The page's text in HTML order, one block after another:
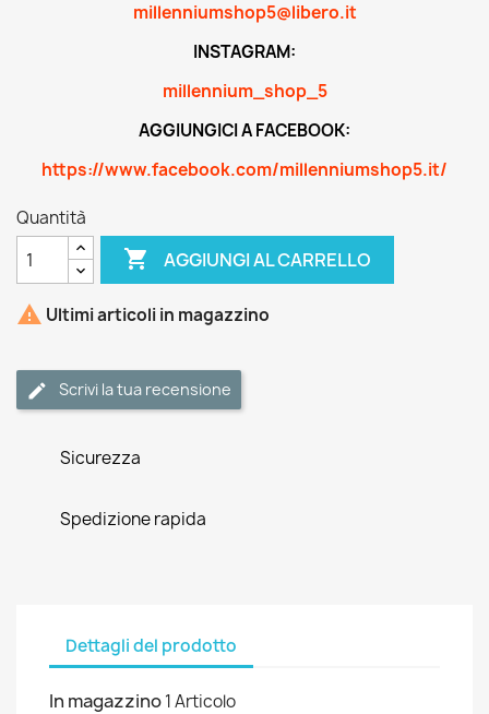
millenniumshop5@libero.it
INSTAGRAM:
millennium_shop_5
AGGIUNGICI A FACEBOOK:
https://www.facebook.com/millenniumshop5.it/
Quantità
 AGGIUNGI AL CARRELLO
 Ultimi articoli in magazzino
Scrivi la tua recensione
Sicurezza
Spedizione rapida
Dettagli del prodotto
In magazzino1 Articolo